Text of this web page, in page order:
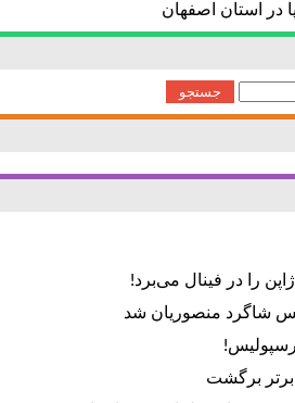
در استان اصفهان
را در فینال می‌برد!
شاگرد منصوریان شد
برتر برگشت